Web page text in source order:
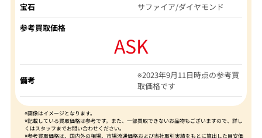
宝石
サファイア/ダイヤモンド
参考買取価格
ASK
備考
※2023年9月11日時点の参考買
取価格です
※画像はイメージとなります。
※記載している買取価格は参考です。また、一部買取できないお品物もございますので、詳し
くはスタッフまでお問い合わせください。
※参考買取価格は、国内外の相場、市場流通価格および当社取引実績をもとに算出した目安価